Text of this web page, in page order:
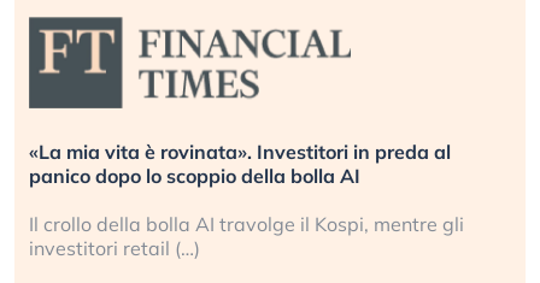
«La mia vita è rovinata». Investitori in preda al
panico dopo lo scoppio della bolla AI
Il crollo della bolla AI travolge il Kospi, mentre gli
investitori retail (…)